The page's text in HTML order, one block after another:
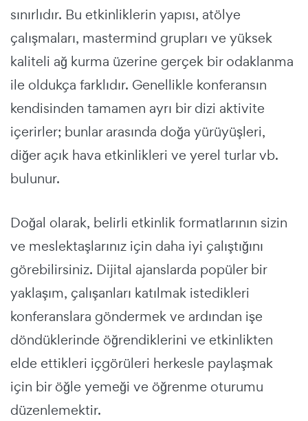
sınırlıdır. Bu etkinliklerin yapısı, atölye
çalışmaları, mastermind grupları ve yüksek
kaliteli ağ kurma üzerine gerçek bir odaklanma
ile oldukça farklıdır. Genellikle konferansın
kendisinden tamamen ayrı bir dizi aktivite
içerirler; bunlar arasında doğa yürüyüşleri,
diğer açık hava etkinlikleri ve yerel turlar vb.
bulunur.
Doğal olarak, belirli etkinlik formatlarının sizin
ve meslektaşlarınız için daha iyi çalıştığını
görebilirsiniz. Dijital ajanslarda popüler bir
yaklaşım, çalışanları katılmak istedikleri
konferanslara göndermek ve ardından işe
döndüklerinde öğrendiklerini ve etkinlikten
elde ettikleri içgörüleri herkesle paylaşmak
için bir öğle yemeği ve öğrenme oturumu
düzenlemektir.